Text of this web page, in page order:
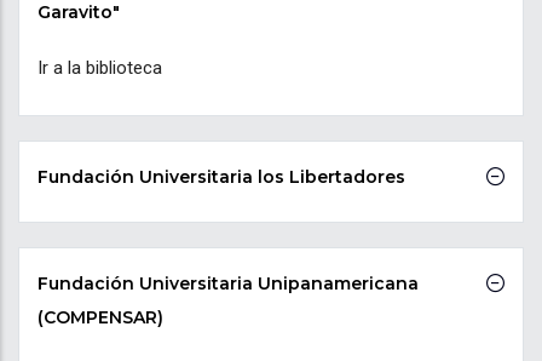
Garavito"
Ir a la biblioteca
Fundación Universitaria los Libertadores
Fundación Universitaria Unipanamericana
(COMPENSAR)